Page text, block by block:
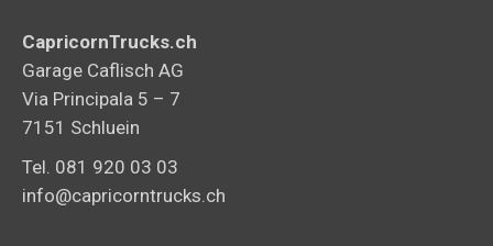
CapricornTrucks.ch
Garage Caflisch AG
Via Principala 5 – 7
7151 Schluein
Tel. 081 920 03 03
info@capricorntrucks.ch